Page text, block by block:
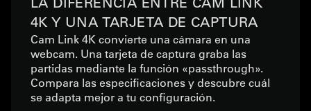
4K Y UNA TARJETA DE CAPTURA
Cam Link 4K convierte una cámara en una
webcam. Una tarjeta de captura graba las
partidas mediante la función «passthrough».
Compara las especificaciones y descubre cuál
se adapta mejor a tu configuración.